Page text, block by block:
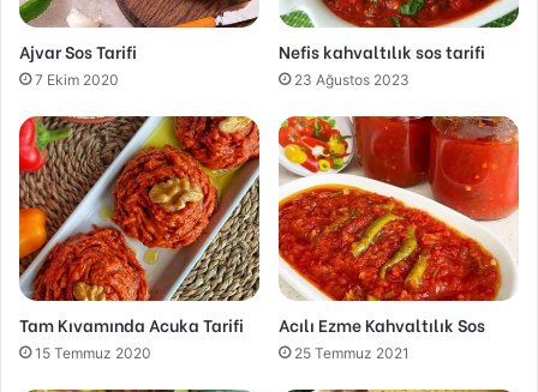
Ajvar Sos Tarifi
7 Ekim 2020
Nefis kahvaltılık sos tarifi
23 Ağustos 2023
Tam Kıvamında Acuka Tarifi
15 Temmuz 2020
Acılı Ezme Kahvaltılık Sos
25 Temmuz 2021